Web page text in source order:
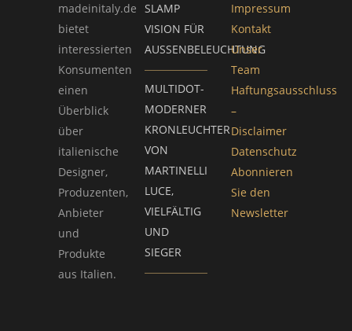
madeinitaly.de
bietet
interessierten
Konsumenten
einen
Überblick
über
italienische
Designer,
Produzenten,
Anbieter
und
Produkte
aus Italien.
SLAMP
VISION FÜR
AUSSENBELEUCHTUNG
MULTIDOT-
MODERNER
KRONLEUCHTER
VON
MARTINELLI
LUCE,
VIELFÄLTIG
UND
SIEGER
Impressum
Kontakt
Unser
Team
Haftungsausschluss
–
Disclaimer
Datenschutz
Abonnieren
Sie den
Newsletter